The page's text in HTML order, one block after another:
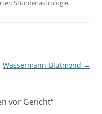
Stundenastrologie.
Wassermann-Blutmond →
vor Gericht“